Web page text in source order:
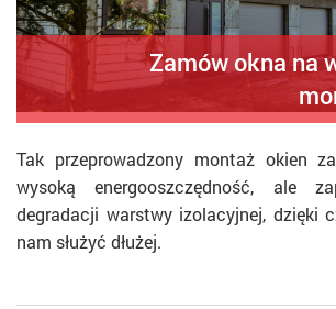
Zamów okna na
Tak przeprowadzony montaż okien
wysoką energooszczędność, ale
degradacji warstwy izolacyjnej, dzięki
nam służyć dłużej.